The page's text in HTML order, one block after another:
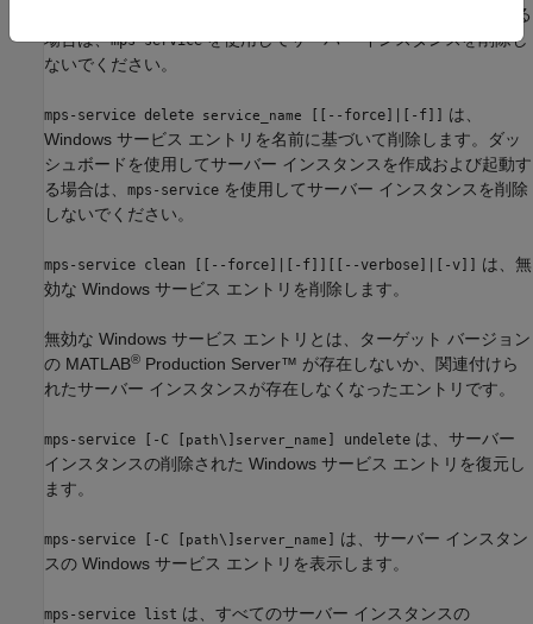
ュボードを使用してサーバー インスタンスを作成および起動する
場合は、mps-serviceを使用してサーバー インスタンスを削除し
ないでください。
mps-service delete service_name [[--force]|[-f]] は、
Windows サービス エントリを名前に基づいて削除します。ダッ
シュボードを使用してサーバー インスタンスを作成および起動す
る場合は、 mps-service を使用してサーバー インスタンスを削除
しないでください。
mps-service clean [[--force]|[-f]][[--verbose]|[-v]] は、無
効な Windows サービス エントリを削除します。
無効な Windows サービス エントリとは、ターゲット バージョン
の MATLAB® Production Server™ が存在しないか、関連付けら
れたサーバー インスタンスが存在しなくなったエントリです。
mps-service [-C [ path\] server_name ] undelete は、サーバー
インスタンスの削除された Windows サービス エントリを復元し
ます。
mps-service [-C [ path\] server_name ] は、サーバー インスタン
スの Windows サービス エントリを表示します。
mps-service list は、すべてのサーバー インスタンスの